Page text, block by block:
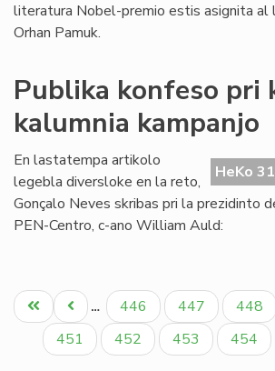
literatura Nobel-premio estis asignita al
Orhan Pamuk.
Publika konfeso pri
kalumnia kampanjo
HeKo
En lastatempa artikolo
legebla diversloke en la reto,
Gonçalo Neves skribas pri la prezidinto
PEN-Centro, c-ano William Auld:
Pagination
Unua
paĝo
Antaŭa
paĝo
… Paĝo
446 Paĝo
447 Paĝo
448
Paĝo
451 Paĝo
452 Paĝo
453 Paĝo
454